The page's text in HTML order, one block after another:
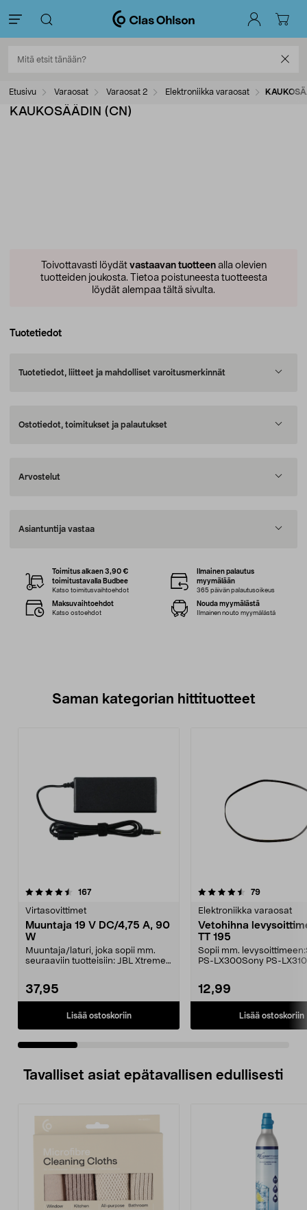
Etusivu Varaosat Varaosat 2 Elektroniikka varaosat
KAUKOSÄÄDIN (CN)
Toivottavasti löydät vastaavan tuotteenalla olevien
tuotteiden joukosta. Tietoa poistuneesta tuotteesta
löydät alempaa tältä sivulta.
Tuotetiedot
Tuotetiedot, liitteet ja mahdolliset varoitusmerkinnät
Ostotiedot, toimitukset ja palautukset
Arvostelut
Asiantuntija vastaa
Toimitus alkaen 3,90 €
toimitustavalla Budbee
Katso toimitusvaihtoehdot
Ilmainen palautus
myymälään
365 päivän palautusoikeus
Maksuvaihtoehdot
Katso ostoehdot
Nouda myymälästä
Ilmainen nouto myymälästä
Saman kategorian hittituotteet
167arvostelut
Virtasovittimet
Muuntaja 19 V DC/4,75 A, 90
W
Muuntaja/laturi, joka sopii mm.
seuraaviin tuotteisiin: JBL Xtreme
37,95
Lisää ostoskoriin
4.5 viidestä
79arvostelut
Elektroniikka varaosat
Vetohihna
TT 195
Sopii mm.
PS-LX300Sony PS-
12,99
Lisää ostoskoriin
5.0 viidestä
Tavalliset asiat epätavallisen edullisesti